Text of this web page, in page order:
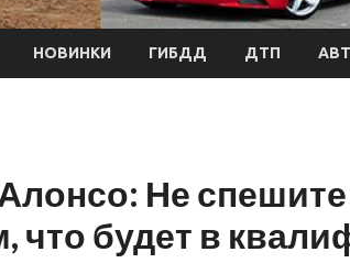
НОВИНКИ ГИБДД ДТП
Не
что будет в